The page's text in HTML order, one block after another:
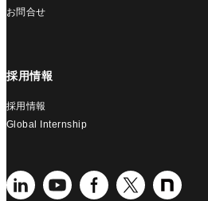
お問合せ
採用情報
採用情報
Global Internship